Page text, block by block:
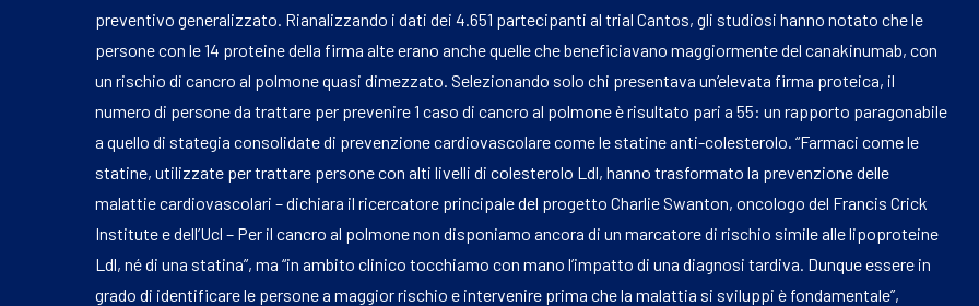
preventivo generalizzato. Rianalizzando i dati dei 4.651 partecipanti al trial Cantos, gli studiosi hanno notato che le
persone con le 14 proteine della firma alte erano anche quelle che beneficiavano maggiormente del canakinumab, con
un rischio di cancro al polmone quasi dimezzato. Selezionando solo chi presentava un’elevata firma proteica, il
numero di persone da trattare per prevenire 1 caso di cancro al polmone è risultato pari a 55: un rapporto paragonabile
a quello di stategia consolidate di prevenzione cardiovascolare come le statine anti-colesterolo. “Farmaci come le
statine, utilizzate per trattare persone con alti livelli di colesterolo Ldl, hanno trasformato la prevenzione delle
malattie cardiovascolari – dichiara il ricercatore principale del progetto Charlie Swanton, oncologo del Francis Crick
Institute e dell’Ucl – Per il cancro al polmone non disponiamo ancora di un marcatore di rischio simile alle lipoproteine
Ldl, né di una statina”, ma “in ambito clinico tocchiamo con mano l’impatto di una diagnosi tardiva. Dunque essere in
grado di identificare le persone a maggior rischio e intervenire prima che la malattia si sviluppi è fondamentale”,